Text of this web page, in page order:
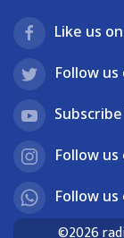
Like us
Follow
Follow
Follow
©2026